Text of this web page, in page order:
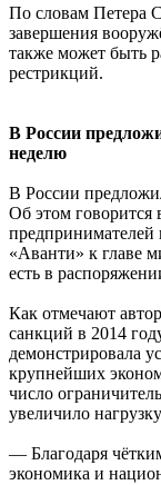
По словам Петера
завершения
также может быть
рестрикций.
В России
неделю
В России
Об этом
предпринимателей
«Аванти» к главе
есть в
Как отмечают
санкций в 2014
демонстрировала
крупнейших
число
увеличило
— Благодаря
экономика и